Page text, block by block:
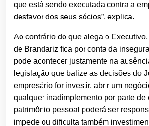
que está sendo executada contra a
desfavor dos seus sócios”, explica.
Ao contrário do que alega o
de Brandariz fica por conta da
pode acontecer justamente na
legislação que balize as decisões do
empresário for investir, abrir um
qualquer inadimplemento por parte de
patrimônio pessoal poderá ser
impede ou dificulta também